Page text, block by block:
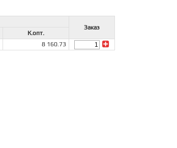
Заказ
К.опт.
8 160.73